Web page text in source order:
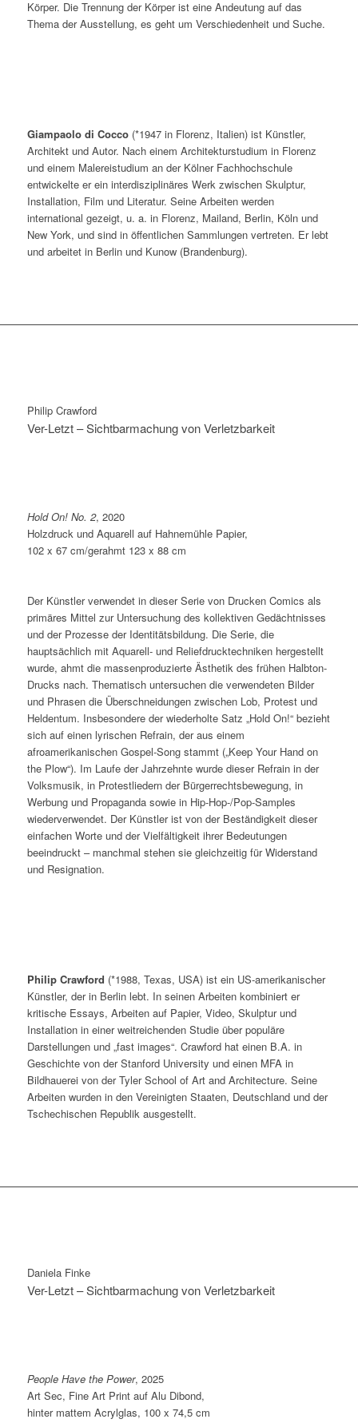
Körper. Die Trennung der Körper ist eine Andeutung auf das
Thema der Ausstellung, es geht um Verschiedenheit und Suche.
Giampaolo di Cocco(*1947 in Florenz, Italien) ist Künstler,
Architekt und Autor. Nach einem Architekturstudium in Florenz
und einem Malereistudium an der Kölner Fachhochschule
entwickelte er ein interdisziplinäres Werk zwischen Skulptur,
Installation, Film und Literatur. Seine Arbeiten werden
international gezeigt, u. a. in Florenz, Mailand, Berlin, Köln und
New York, und sind in öffentlichen Sammlungen vertreten. Er lebt
und arbeitet in Berlin und Kunow (Brandenburg).
Philip Crawford
Ver-Letzt – Sichtbarmachung von Verletzbarkeit
Hold On! No. 2, 2020
Holzdruck und Aquarell auf Hahnemühle Papier,
102 x 67 cm/gerahmt 123 x 88 cm
Der Künstler verwendet in dieser Serie von Drucken Comics als
primäres Mittel zur Untersuchung des kollektiven Gedächtnisses
und der Prozesse der Identitätsbildung. Die Serie, die
hauptsächlich mit Aquarell- und Reliefdrucktechniken hergestellt
wurde, ahmt die massenproduzierte Ästhetik des frühen Halbton-
Drucks nach. Thematisch untersuchen die verwendeten Bilder
und Phrasen die Überschneidungen zwischen Lob, Protest und
Heldentum. Insbesondere der wiederholte Satz „Hold On!“ bezieht
sich auf einen lyrischen Refrain, der aus einem
afroamerikanischen Gospel-Song stammt („Keep Your Hand on
the Plow“). Im Laufe der Jahrzehnte wurde dieser Refrain in der
Volksmusik, in Protestliedern der Bürgerrechtsbewegung, in
Werbung und Propaganda sowie in Hip-Hop-/Pop-Samples
wiederverwendet. Der Künstler ist von der Beständigkeit dieser
einfachen Worte und der Vielfältigkeit ihrer Bedeutungen
beeindruckt – manchmal stehen sie gleichzeitig für Widerstand
und Resignation.
Philip Crawford (*1988, Texas, USA) ist ein US-amerikanischer
Künstler, der in Berlin lebt. In seinen Arbeiten kombiniert er
kritische Essays, Arbeiten auf Papier, Video, Skulptur und
Installation in einer weitreichenden Studie über populäre
Darstellungen und „fast images“. Crawford hat einen B.A. in
Geschichte von der Stanford University und einen MFA in
Bildhauerei von der Tyler School of Art and Architecture. Seine
Arbeiten wurden in den Vereinigten Staaten, Deutschland und der
Tschechischen Republik ausgestellt.
Daniela Finke
Ver-Letzt – Sichtbarmachung von Verletzbarkeit
People Have the Power, 2025
Art Sec, Fine Art Print auf Alu Dibond,
hinter mattem Acrylglas, 100 x 74,5 cm